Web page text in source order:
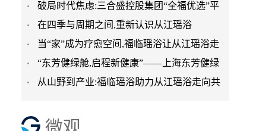
破局时代焦虑:三合盛控股集团“全福优选”平
台正式启航
在四季与周期之间,重新认识从江瑶浴
当“家”成为疗愈空间,福临瑶浴让从江瑶浴走
进日常生活
“东芳健绿舱,启程新健康”——上海东芳健绿
AI智能养身舱品牌发
从山野到产业:福临瑶浴助力从江瑶浴走向共